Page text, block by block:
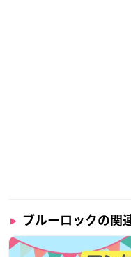
ブルーロックの関